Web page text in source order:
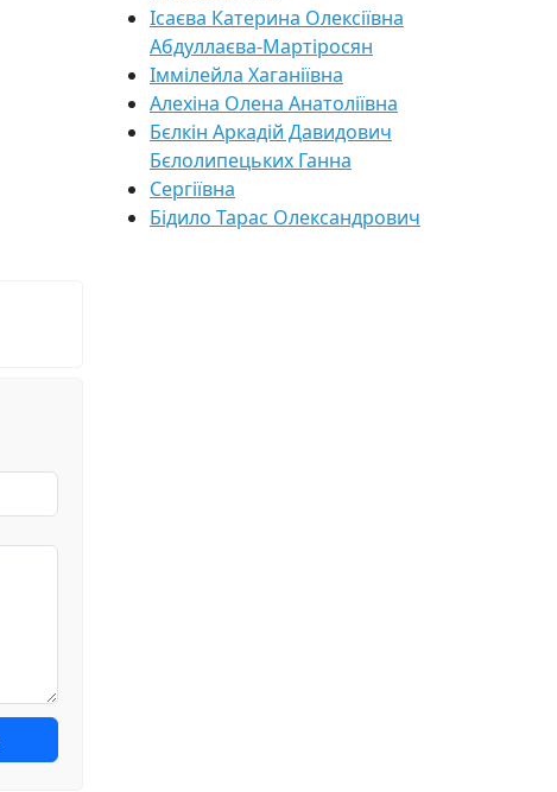
Ісаєва Катерина Олексіївна
Абдуллаєва-Мартіросян
Іммілейла Хаганіївна
Алехіна Олена Анатоліївна
Бєлкін Аркадій Давидович
Бєлолипецьких Ганна
Сергіївна
Бідило Тарас Олександрович